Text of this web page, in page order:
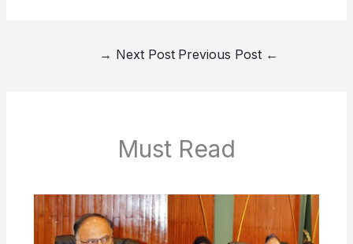
←
Next Post
→
Must Read